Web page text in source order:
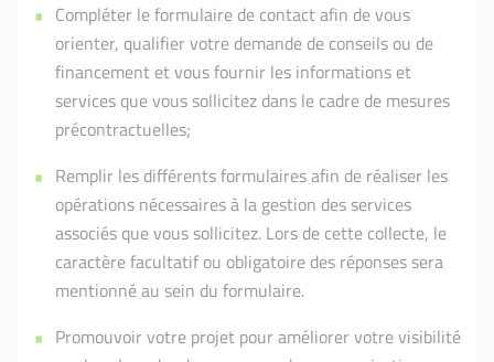
Compléter le formulaire de contact afin de vous
orienter, qualifier votre demande de conseils ou de
financement et vous fournir les informations et
services que vous sollicitez dans le cadre de mesures
précontractuelles;
Remplir les différents formulaires afin de réaliser les
opérations nécessaires à la gestion des services
associés que vous sollicitez. Lors de cette collecte, le
caractère facultatif ou obligatoire des réponses sera
mentionné au sein du formulaire.
Promouvoir votre projet pour améliorer votre visibilité